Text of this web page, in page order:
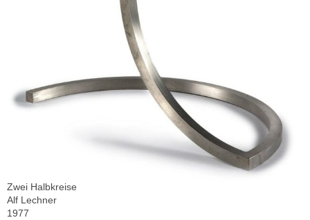
Zwei Halbkreise
Alf Lechner
1977